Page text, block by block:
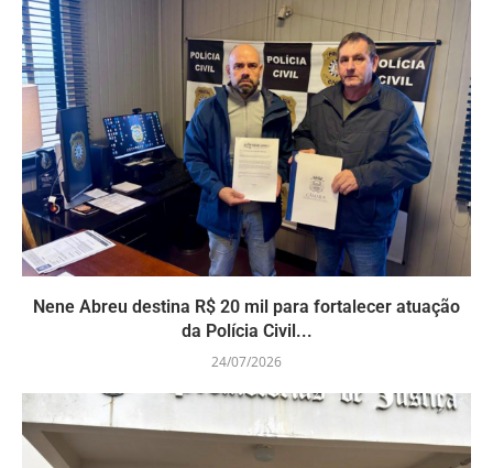
Nene Abreu destina R$ 20 mil para fortalecer atuação
da Polícia Civil...
24/07/2026